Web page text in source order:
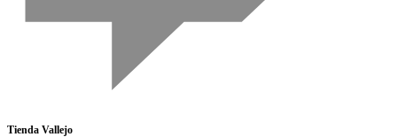
Tienda Vallejo